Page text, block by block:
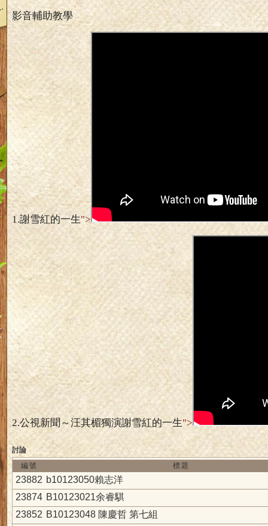
影音輔助教學
1.謝雪紅的一生">
2.公視新聞～汪其楣獨演謝雪紅的一生">
討論
編號 標題
23882 b10123050賴志洋
23874 B10123021余睿騏
23852 B10123048 陳慶哲 第七組